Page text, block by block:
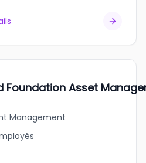
Foundation Asset
Management